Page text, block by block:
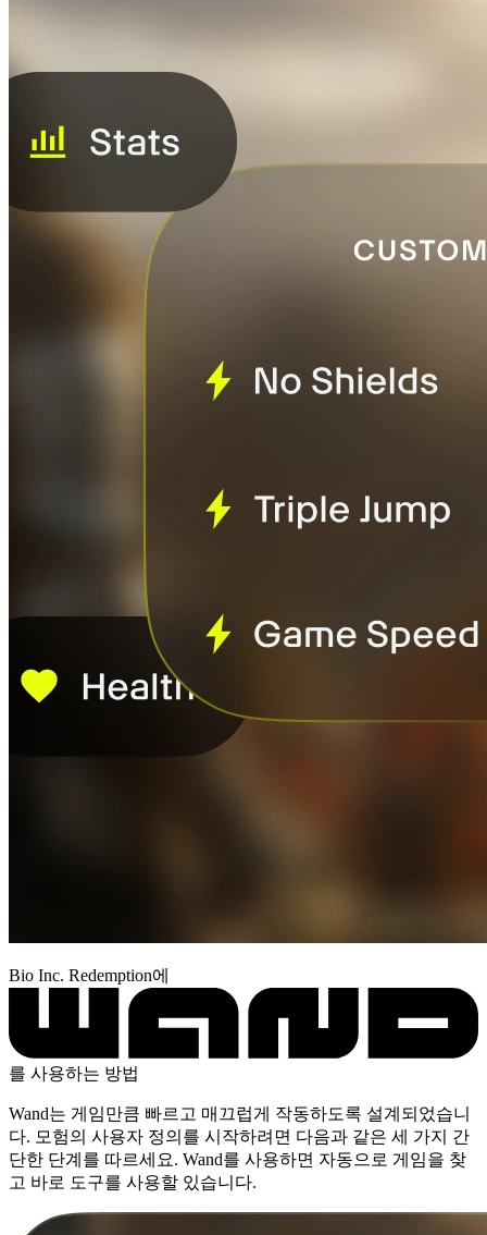
Bio Inc. Redemption에
를 사용하는 방법
Wand는 게임만큼 빠르고 매끄럽게 작동하도록 설계되었습니
다. 모험의 사용자 정의를 시작하려면 다음과 같은 세 가지 간
단한 단계를 따르세요. Wand를 사용하면 자동으로 게임을 찾
고 바로 도구를 사용할 있습니다.